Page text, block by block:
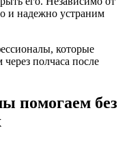
и надежно устраним
которые
полчаса после
помогаем без